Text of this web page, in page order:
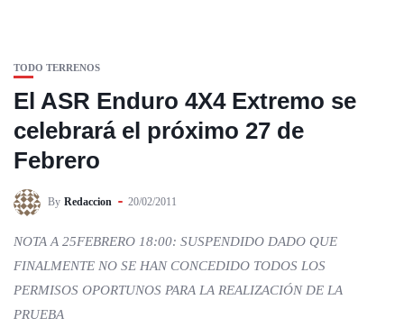
TODO TERRENOS
El ASR Enduro 4X4 Extremo se
celebrará el próximo 27 de
Febrero
By Redaccion 20/02/2011
NOTA A 25FEBRERO 18:00: SUSPENDIDO DADO QUE
FINALMENTE NO SE HAN CONCEDIDO TODOS LOS
PERMISOS OPORTUNOS PARA LA REALIZACIÓN DE LA
PRUEBA